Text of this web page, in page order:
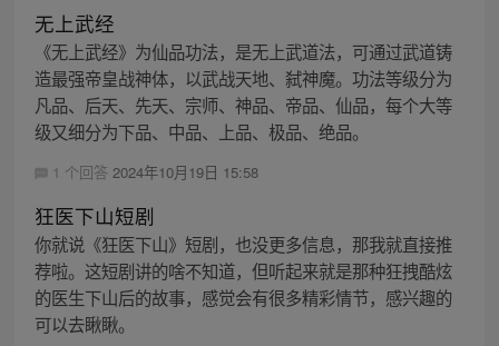
无上武经
《无上武经》为仙品功法，是无上武道法，可通过武道铸
造最强帝皇战神体，以武战天地、弑神魔。功法等级分为
凡品、后天、先天、宗师、神品、帝品、仙品，每个大等
级又细分为下品、中品、上品、极品、绝品。
1 个回答 2024年10月19日 15:58
狂医下山短剧
你就说《狂医下山》短剧，也没更多信息，那我就直接推
荐啦。这短剧讲的啥不知道，但听起来就是那种狂拽酷炫
的医生下山后的故事，感觉会有很多精彩情节，感兴趣的
可以去瞅瞅。